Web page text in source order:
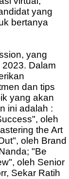
yang
bertanya
yang
Dalam
dan tips
yang akan
ini adalah :
oleh
the Art
oleh Brand
"Be
oleh Senior
Sekar Ratih